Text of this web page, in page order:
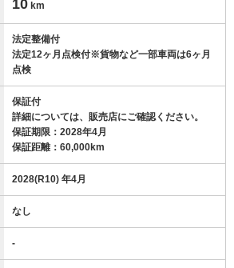
10 km
法定整備付
法定12ヶ月点検付※貨物など一部車両は6ヶ月
点検
保証付
詳細については、販売店にご確認ください。
保証期限：2028年4月
保証距離：60,000km
2028(R10) 年4月
なし
-